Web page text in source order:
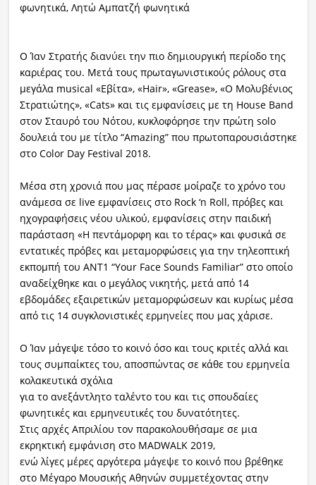
φωνητικά, Λητώ Αμπατζή φωνητικά
Ο Ίαν Στρατής διανύει την πιο δημιουργική περίοδο της
καριέρας του. Μετά τους πρωταγωνιστικούς ρόλους στα
μεγάλα musical «Εβίτα», «Hair», «Grease», «Ο Μολυβένιος
Στρατιώτης», «Cats» και τις εμφανίσεις με τη House Band
στον Σταυρό του Νότου, κυκλοφόρησε την πρώτη solo
δουλειά του με τίτλο “Amazing” που πρωτοπαρουσιάστηκε
στο Color Day Festival 2018.
Μέσα στη χρονιά που μας πέρασε μοίραζε το χρόνο του
ανάμεσα σε live εμφανίσεις στο Rock ‘n Roll, πρόβες και
ηχογραφήσεις νέου υλικού, εμφανίσεις στην παιδική
παράσταση «Η πεντάμορφη και το τέρας» και φυσικά σε
εντατικές πρόβες και μεταμορφώσεις για την τηλεοπτική
εκπομπή του ANT1 “Your Face Sounds Familiar” στο οποίο
αναδείχθηκε και ο μεγάλος νικητής, μετά από 14
εβδομάδες εξαιρετικών μεταμορφώσεων και κυρίως μέσα
από τις 14 συγκλονιστικές ερμηνείες που μας χάρισε.
Ο Ίαν μάγεψε τόσο το κοινό όσο και τους κριτές αλλά και
τους συμπαίκτες του, αποσπώντας σε κάθε του ερμηνεία
κολακευτικά σχόλια
για το ανεξάντλητο ταλέντο του και τις σπουδαίες
φωνητικές και ερμηνευτικές του δυνατότητες.
Στις αρχές Απριλίου τον παρακολουθήσαμε σε μια
εκρηκτική εμφάνιση στο MADWALK 2019,
ενώ λίγες μέρες αργότερα μάγεψε το κοινό που βρέθηκε
στο Μέγαρο Μουσικής Αθηνών συμμετέχοντας στην